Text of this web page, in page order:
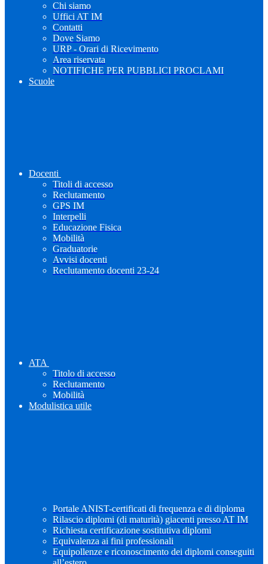
Chi siamo
Uffici AT IM
Contatti
Dove Siamo
URP - Orari di Ricevimento
Area riservata
NOTIFICHE PER PUBBLICI PROCLAMI
Scuole
Docenti
Titoli di accesso
Reclutamento
GPS IM
Interpelli
Educazione Fisica
Mobilità
Graduatorie
Avvisi docenti
Reclutamento docenti 23-24
ATA
Titolo di accesso
Reclutamento
Mobilità
Modulistica utile
Portale ANIST-certificati di frequenza e di diploma
Rilascio diplomi (di maturità) giacenti presso AT IM
Richiesta certificazione sostitutiva diplomi
Equivalenza ai fini professionali
Equipollenze e riconoscimento dei diplomi conseguiti